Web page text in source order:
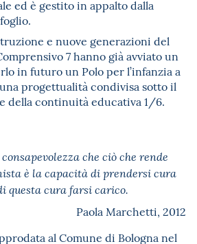
ed è gestito in appalto dalla
e nuove generazioni del
7 hanno già avviato un
in futuro un Polo per l’infanzia a
progettualità condivisa sotto il
della continuità educativa 1/6.
che ciò che rende
è la capacità di prendersi cura
questa cura farsi carico.
Paola Marchetti, 2012
al Comune di Bologna nel